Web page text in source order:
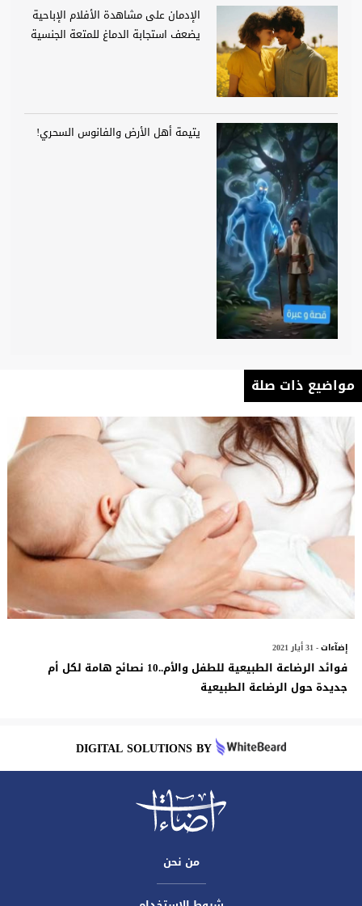
الإدمان على مشاهدة الأفلام الإباحية
يضعف استجابة الدماغ للمتعة الجنسية
يتيمة أهل الأرض والفانوس السحري!
مواضيع ذات صلة
إضآءات- 31 أيار 2021
فوائد الرضاعة الطبيعية للطفل والأم..10 نصائح هامة لكل أم
جديدة حول الرضاعة الطبيعية
DIGITAL SOLUTIONS BY
من نحن